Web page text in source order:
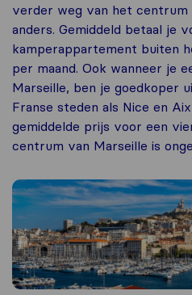
verder weg van het centrum
anders. Gemiddeld betaal je
kamperappartement buiten
per maand. Ook wanneer je
Marseille, ben je goedkoper
Franse steden als Nice en
gemiddelde prijs voor een
centrum van Marseille is